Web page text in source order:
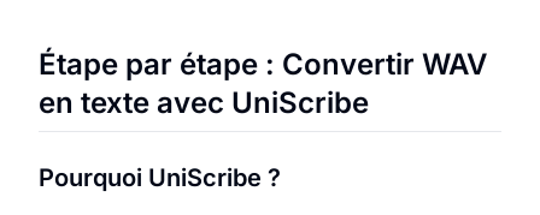
Étape par étape : Convertir WAV
en texte avec UniScribe
Pourquoi UniScribe ?